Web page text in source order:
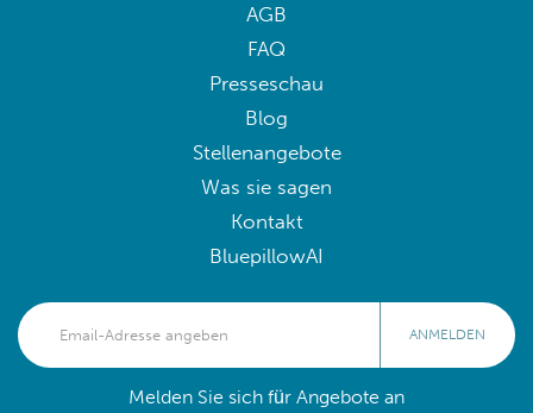
AGB
FAQ
Presseschau
Blog
Stellenangebote
Was sie sagen
Kontakt
BluepillowAI
ANMELDEN
Melden Sie sich für Angebote an